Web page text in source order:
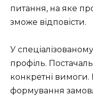
питання, на яке
зможе відповісти.
У
профіль.
конкретні вимоги.
формування